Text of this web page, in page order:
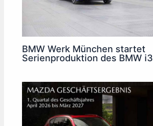
BMW Werk München startet
Serienproduktion des BMW i3